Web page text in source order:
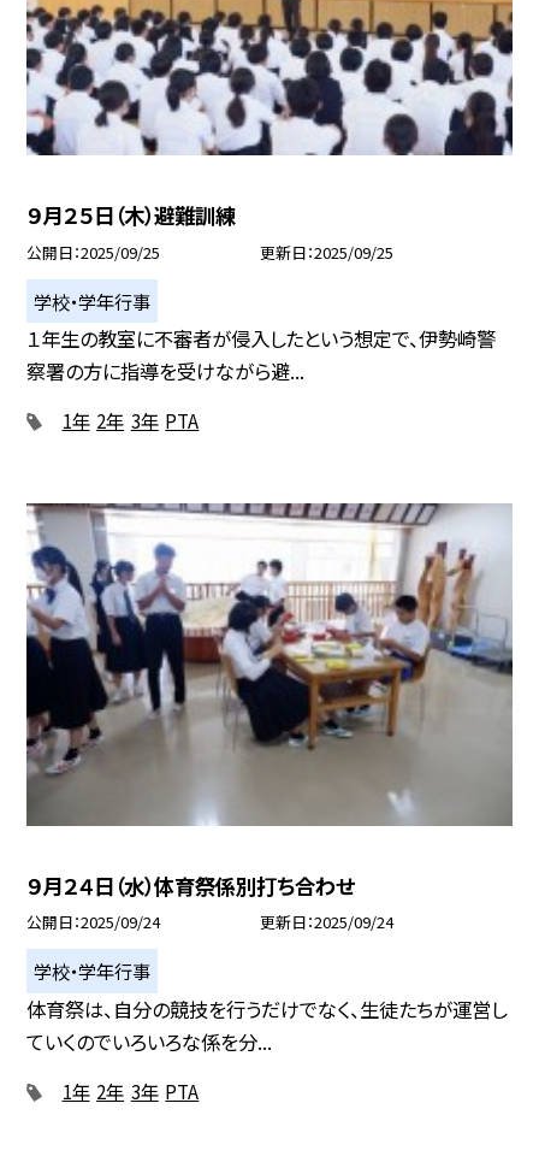
９月２５日（木）避難訓練
公開日 2025/09/25 更新日 2025/09/25
学校・学年行事
１年生の教室に不審者が侵入したという想定で、伊勢崎警
察署の方に指導を受けながら避...
1年 2年 3年 PTA
９月２４日（水）体育祭係別打ち合わせ
公開日 2025/09/24 更新日 2025/09/24
学校・学年行事
体育祭は、自分の競技を行うだけでなく、生徒たちが運営し
ていくのでいろいろな係を分...
1年 2年 3年 PTA